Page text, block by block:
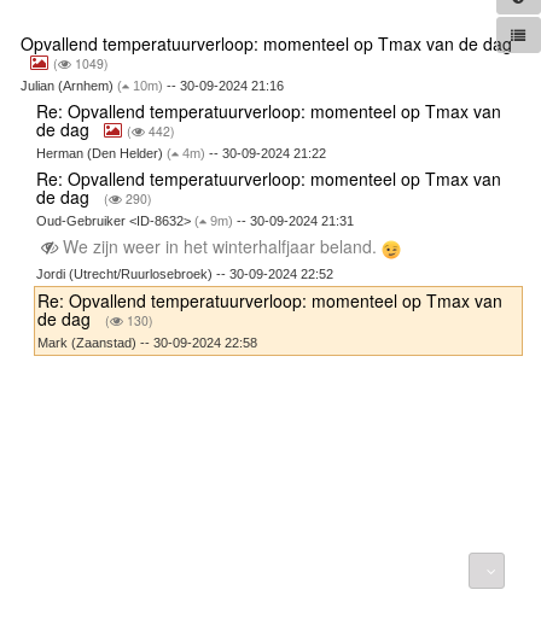
Opvallend temperatuurverloop: momenteel op Tmax van de dag
( 1049)
Julian (Arnhem) ( 10m) -- 30-09-2024 21:16
Re: Opvallend temperatuurverloop: momenteel op Tmax van
de dag ( 442)
Herman (Den Helder) ( 4m) -- 30-09-2024 21:22
Re: Opvallend temperatuurverloop: momenteel op Tmax van
de dag ( 290)
Oud-Gebruiker <ID-8632> ( 9m) -- 30-09-2024 21:31
We zijn weer in het winterhalfjaar beland.
Jordi (Utrecht/Ruurlosebroek) -- 30-09-2024 22:52
Re: Opvallend temperatuurverloop: momenteel op Tmax van
de dag ( 130)
Mark (Zaanstad) -- 30-09-2024 22:58